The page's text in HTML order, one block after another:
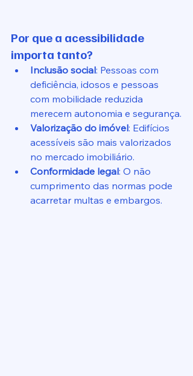
Por que a acessibilidade
importa tanto?
Inclusão social: Pessoas com
deficiência, idosos e pessoas
com mobilidade reduzida
merecem autonomia e segurança.
Valorização do imóvel: Edifícios
acessíveis são mais valorizados
no mercado imobiliário.
Conformidade legal: O não
cumprimento das normas pode
acarretar multas e embargos.